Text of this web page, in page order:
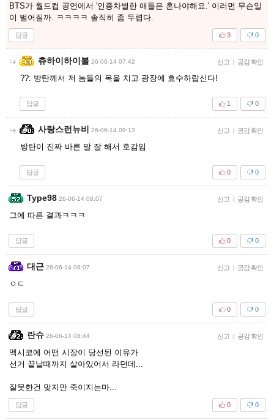
BTS가 월드컵 공연에서 '인종차별한 애들은 혼나야해요.' 이러면 무슨일
이 벌어질까. ㅋㅋㅋㅋ 솔직히 좀 두렵다.
답글 0
3
츄하이하이볼 26-06-14 07:42 신고 | 공감 확인
??: 방탄께서 저 놈들의 목을 치고 광장에 효수하랍신다!
답글 0
1
사랑스런뉴비 26-06-14 09:13 신고 | 공감 확인
방탄이 진짜 바른 말 잘 해서 호감임
답글 0
0
Type98 26-06-14 08:07 신고 | 공감 확인
그에 따른 결과ㅋㅋㅋ
답글 0
0
대근 26-06-14 08:07 신고 | 공감 확인
ㅇㄷ
답글 0
0
란슈 26-06-14 08:44 신고 | 공감 확인
멕시코에 어떤 시장이 당선된 이유가
선거 끝날때까지 살아있어서 라던데...
잘못한건 맞지만 죽이지는마...
답글 0
0